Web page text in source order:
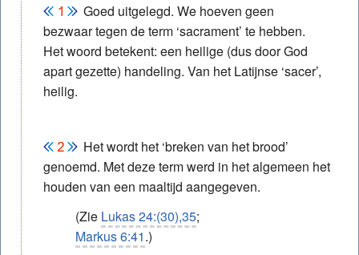
Goed uitgelegd. We hoeven geen
bezwaar tegen de term ‘sacrament’ te hebben.
Het woord betekent: een heilige (dus door God
apart gezette) handeling. Van het Latijnse ‘sacer’,
heilig.
Het wordt het ‘breken van het brood’
genoemd. Met deze term werd in het algemeen het
houden van een maaltijd aangegeven.
(Zie Lukas 24:(30),35;
Markus 6:41.)